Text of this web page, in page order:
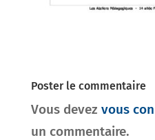
Poster le commentaire
Vous devez vous
un commentaire.